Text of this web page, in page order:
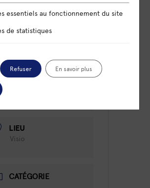
Expiré!
LIEU
Visio
CATÉGORIE
au fonctionnement du site
essentiels au fonctionnement du site
de statistiques
Refuser En savoir plus